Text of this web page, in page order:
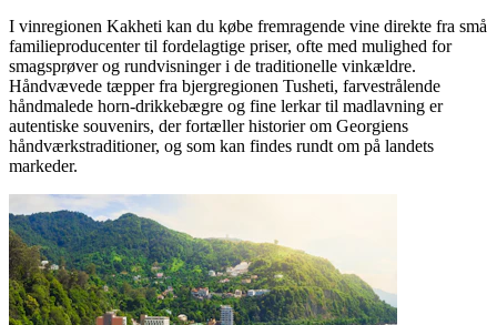
I vinregionen Kakheti kan du købe fremragende vine direkte fra små
familieproducenter til fordelagtige priser, ofte med mulighed for
smagsprøver og rundvisninger i de traditionelle vinkældre.
Håndvævede tæpper fra bjergregionen Tusheti, farvestrålende
håndmalede horn-drikkebægre og fine lerkar til madlavning er
autentiske souvenirs, der fortæller historier om Georgiens
håndværkstraditioner, og som kan findes rundt om på landets
markeder.